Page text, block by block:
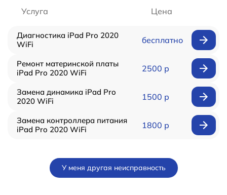
Услуга Цена
Диагностика iPad Pro 2020
WiFi
бесплатно
Ремонт материнской платы
iPad Pro 2020 WiFi
2500 р
Замена динамика iPad Pro
2020 WiFi
1500 р
Замена контроллера питания
iPad Pro 2020 WiFi
1800 р
У меня другая неисправность